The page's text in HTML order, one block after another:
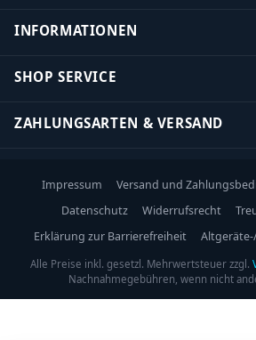
INFORMATIONEN
SHOP SERVICE
ZAHLUNGSARTEN & VERSAND
Impressum Versand und
Datenschutz
Widerrufsrecht
Erklärung zur Barrierefreiheit
Alle Preise inkl. gesetzl. Mehrwertsteuer zzgl.
Nachnahmegebühren, wenn nicht